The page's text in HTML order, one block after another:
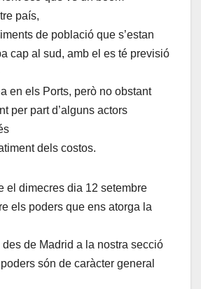
país,
de població que s’estan
cap al sud, amb el es té previsió
en els Ports, però no obstant
per part d’alguns actors
dels costos.
el dimecres dia 12 setembre
els poders que ens atorga la
de Madrid a la nostra secció
són de caràcter general